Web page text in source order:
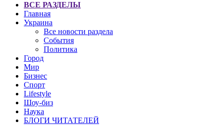
ВСЕ РАЗДЕЛЫ
Главная
Украина
Все новости раздела
События
Политика
Город
Мир
Бизнес
Спорт
Lifestyle
Шоу-биз
Наука
БЛОГИ ЧИТАТЕЛЕЙ